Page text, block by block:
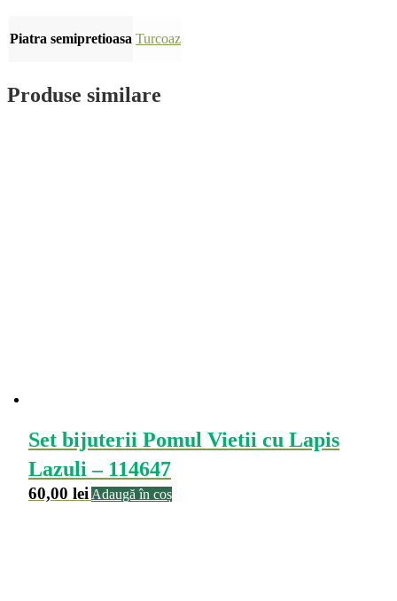
Piatra semipretioasa Turcoaz
Produse similare
Set bijuterii Pomul Vietii cu Lapis
Lazuli – 114647
60,00 lei Adaugă în coș